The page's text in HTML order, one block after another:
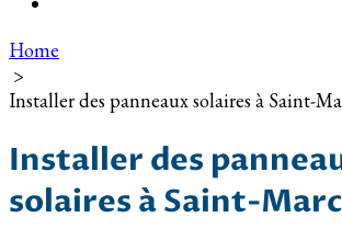
Home
>
Installer des panneaux solaires à Saint-
Installer des
solaires à Saint-